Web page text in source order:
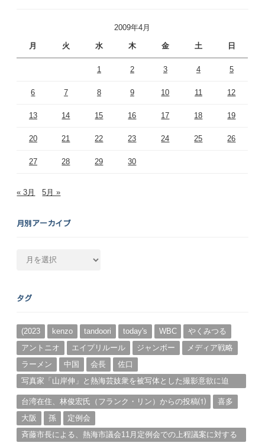
2009年4月
月 火 水 木 金 土 日
1 2 3 4 5
6 7 8 9 10 11 12
13 14 15 16 17 18 19
20 21 22 23 24 25 26
27 28 29 30
« 3月 5月 »
月別アーカイブ
カ
ブ
タグ
(2023 kenzo tandoori today's WBC
やくみつる
アントニオ
エイプリルール ジャンボー
メディア戦略
ラーメン
中国 会長
佐口
写真家「山岸伸」と熱海芸妓衆を被写体とした撮影意欲に迫
台湾在住、林俊宏氏（フランク・リン）からの投稿⑴
喜多
大阪
孫
定例会
斉藤市長による、熱海市議会11月定例会での上程議案に対する